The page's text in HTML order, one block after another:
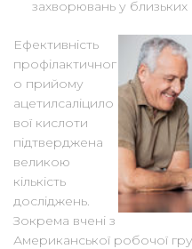
захворювань у близьких
Ефективність
профілактичног
о прийому
ацетилсаліцило
вої кислоти
підтверджена
великою
кількість
досліджень.
Зокрема вчені з
Американської робочої